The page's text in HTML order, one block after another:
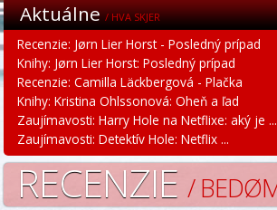
Aktuálne/ HVA SKJER
Recenzie: Jørn Lier Horst - Posledný prípad
Knihy: Jørn Lier Horst: Posledný prípad
Recenzie: Camilla Läckbergová - Plačka
Knihy: Kristina Ohlssonová: Oheň a ľad
Zaujímavosti: Harry Hole na Netflixe: aký je ...
Zaujímavosti: Detektív Hole: Netflix ...
RECENZIE/